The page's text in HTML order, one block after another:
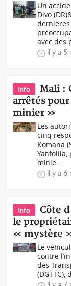
Un
Divo
dernières
avec des
il y a 5
Info
Mali :
arrêtés
minier »
Les
cinq
Komana
Yanfolila,
minie...
il y a 6
Info
Côte
le
« mystère
Le
contre
des